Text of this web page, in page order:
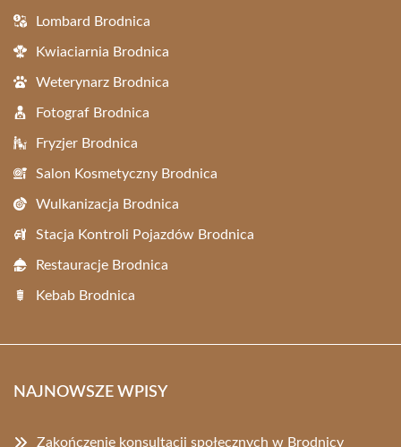
Lombard Brodnica
Kwiaciarnia Brodnica
Weterynarz Brodnica
Fotograf Brodnica
Fryzjer Brodnica
Salon Kosmetyczny Brodnica
Wulkanizacja Brodnica
Stacja Kontroli Pojazdów Brodnica
Restauracje Brodnica
Kebab Brodnica
NAJNOWSZE WPISY
Zakończenie konsultacji społecznych w Brodnicy